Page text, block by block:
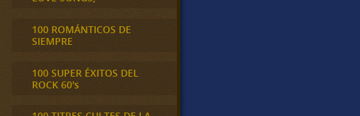
100 ROMÁNTICOS DE
SIEMPRE
100 SUPER ÉXITOS DEL
ROCK 60's